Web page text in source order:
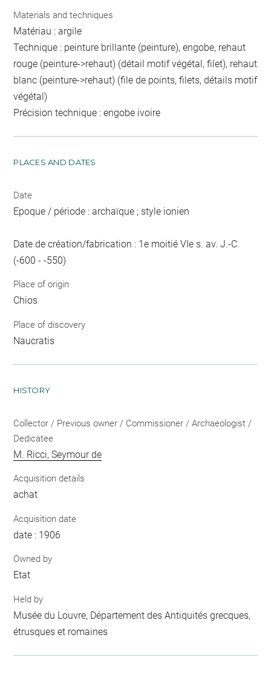
Materials and techniques
Matériau : argile
Technique : peinture brillante (peinture), engobe, rehaut
rouge (peinture->rehaut) (détail motif végétal, filet), rehaut
blanc (peinture->rehaut) (file de points, filets, détails motif
végétal)
Précision technique : engobe ivoire
PLACES AND DATES
Date
Epoque / période : archaïque ; style ionien
Date de création/fabrication : 1e moitié VIe s. av. J.-C.
(-600 - -550)
Place of origin
Chios
Place of discovery
Naucratis
HISTORY
Collector / Previous owner / Commissioner / Archaeologist /
Dedicatee
M. Ricci, Seymour de
Acquisition details
achat
Acquisition date
date : 1906
Owned by
Etat
Held by
Musée du Louvre, Département des Antiquités grecques,
étrusques et romaines